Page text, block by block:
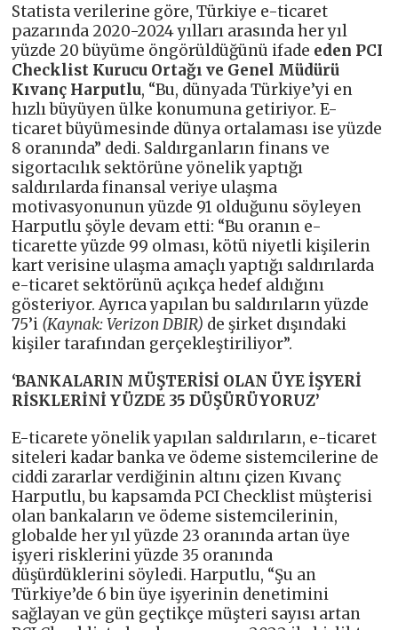
Statista verilerine göre, Türkiye e-ticaret
pazarında 2020-2024yılları arasında her yıl
yüzde 20 büyüme öngörüldüğünü ifade eden PCI
Checklist Kurucu Ortağı ve Genel Müdürü
Kıvanç Harputlu, “Bu, dünyada Türkiye’yi en
hızlı büyüyen ülke konumuna getiriyor. E-
ticaret büyümesinde dünya ortalaması ise yüzde
8 oranında” dedi. Saldırganların finans ve
sigortacılık sektörüne yönelik yaptığı
saldırılarda finansal veriye ulaşma
motivasyonunun yüzde 91 olduğunu söyleyen
Harputlu şöyle devam etti: “Bu oranın e-
ticarette yüzde 99 olması, kötü niyetli kişilerin
kart verisine ulaşma amaçlı yaptığı saldırılarda
e-ticaret sektörünü açıkça hedef aldığını
gösteriyor. Ayrıca yapılan bu saldırıların yüzde
75’i (Kaynak: Verizon DBIR) de şirket dışındaki
kişiler tarafından gerçekleştiriliyor”.
‘BANKALARIN MÜŞTERİSİ OLAN ÜYE İŞYERİ
RİSKLERİNİ YÜZDE 35 DÜŞÜRÜYORUZ’
E-ticarete yönelik yapılan saldırıların, e-ticaret
siteleri kadar banka ve ödeme sistemcilerine de
ciddi zararlar verdiğinin altını çizen Kıvanç
Harputlu, bu kapsamda PCI Checklist müşterisi
olan bankaların ve ödeme sistemcilerinin,
globalde her yıl yüzde 23 oranında artan üye
işyeri risklerini yüzde 35 oranında
düşürdüklerini söyledi. Harputlu, “Şu an
Türkiye’de 6 bin üye işyerinin denetimini
sağlayan ve gün geçtikçe müşteri sayısı artan